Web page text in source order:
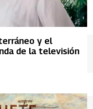
y el
de la televisión